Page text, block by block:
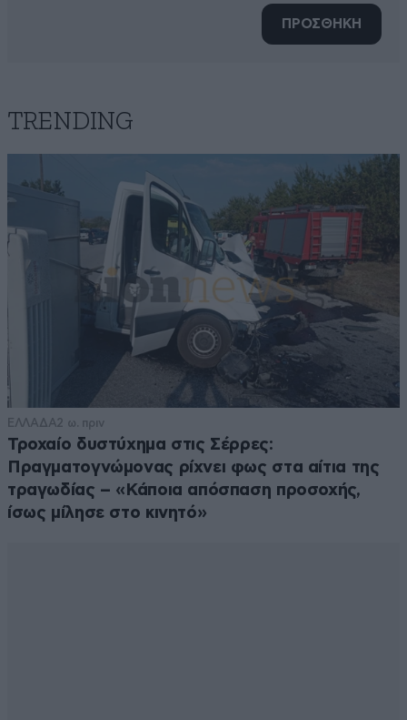
ΠΡΟΣΘΗΚΗ
TRENDING
ΕΛΛΑΔΑ2 ω. πριν
Τροχαίο δυστύχημα στις Σέρρες:
Πραγματογνώμονας ρίχνει φως στα αίτια της
τραγωδίας – «Κάποια απόσπαση προσοχής,
ίσως μίλησε στο κινητό»